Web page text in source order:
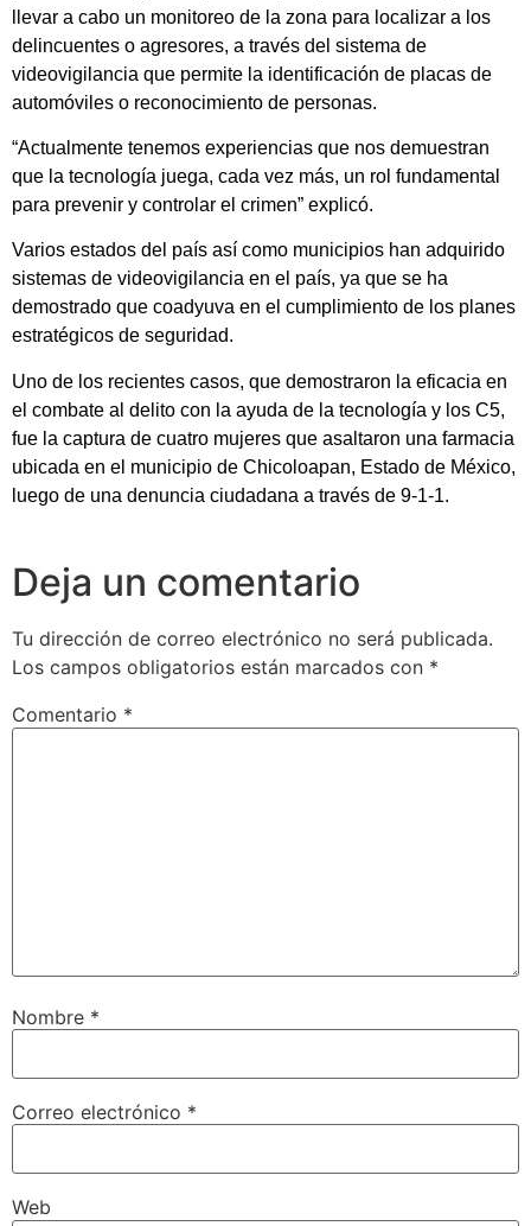
llevar a cabo un monitoreo de la zona para localizar a los
delincuentes o agresores, a través del sistema de
videovigilancia que permite la identificación de placas de
automóviles o reconocimiento de personas.
“Actualmente tenemos experiencias que nos demuestran
que la tecnología juega, cada vez más, un rol fundamental
para prevenir y controlar el crimen” explicó.
Varios estados del país así como municipios han adquirido
sistemas de videovigilancia en el país, ya que se ha
demostrado que coadyuva en el cumplimiento de los planes
estratégicos de seguridad.
Uno de los recientes casos, que demostraron la eficacia en
el combate al delito con la ayuda de la tecnología y los C5,
fue la captura de cuatro mujeres que asaltaron una farmacia
ubicada en el municipio de Chicoloapan, Estado de México,
luego de una denuncia ciudadana a través de 9-1-1.
Deja un comentario
Tu dirección de correo electrónico no será publicada.
Los campos obligatorios están marcados con *
Comentario *
Nombre *
Correo electrónico *
Web